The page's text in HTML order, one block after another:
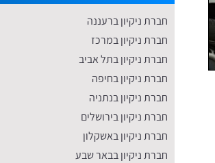
חברת ניקיון ברעננה
חברת ניקיון במרכז
חברת ניקיון בתל אביב
חברת ניקיון בחיפה
חברת ניקיון בנתניה
חברת ניקיון בירושלים
חברת ניקיון באשקלון
חברת ניקיון בבאר שבע